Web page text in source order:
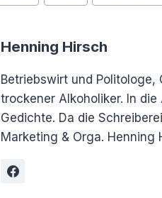
Henning Hirsch
Betriebswirt und Politologe,
trockener Alkoholiker. In
Gedichte. Da die
Marketing & Orga. Henning